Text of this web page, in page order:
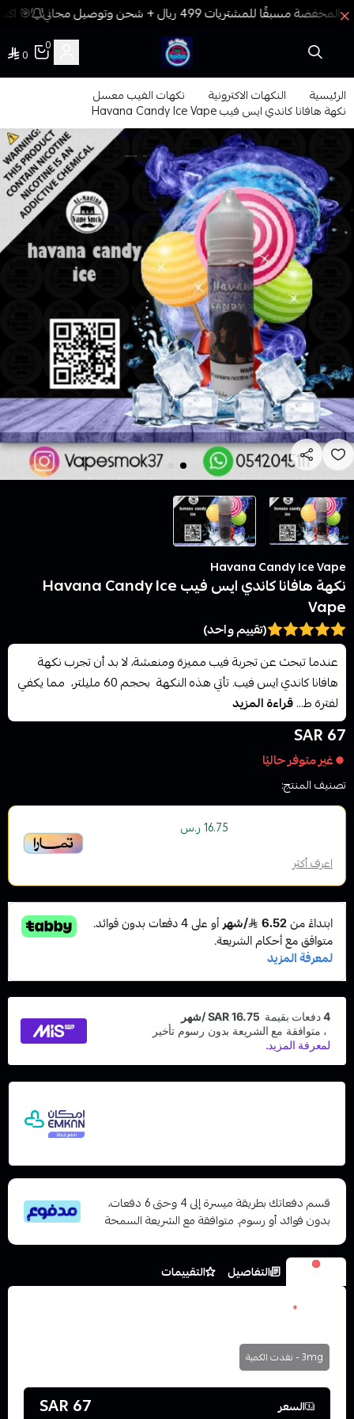
🎯
فيب المدينة
0
0
الرئيسية النكهات الاكترونية نكهات الفيب معسل
نكهة هافانا كاندي ايس فيب Havana Candy Ice Vape
Havana Candy Ice Vape
نكهة هافانا كاندي ايس فيب Havana Candy Ice
Vape
(تقييم واحد)
عندما تبحث عن تجربة فيب مميزة ومنعشة، لا بد أن تجرب نكهة
هافانا كاندي ايس فيب. تأتي هذه النكهة بحجم 60 مليلتر، مما يكفي
لفترة ط...قراءة المزيد
67 SAR
غير متوفر حاليًا
تصنيف المنتج:
16.75 ر.س
اعرف أكثر
قسم دفعاتك بطريقة ميسرة إلى 4 وحتى 6 دفعات،
بدون فوائد أو رسوم. متوافقة مع الشريعة السمحة
الخيارات التفاصيل
التقييمات
*
3mg - نفدت الكمية
السعر 67 SAR